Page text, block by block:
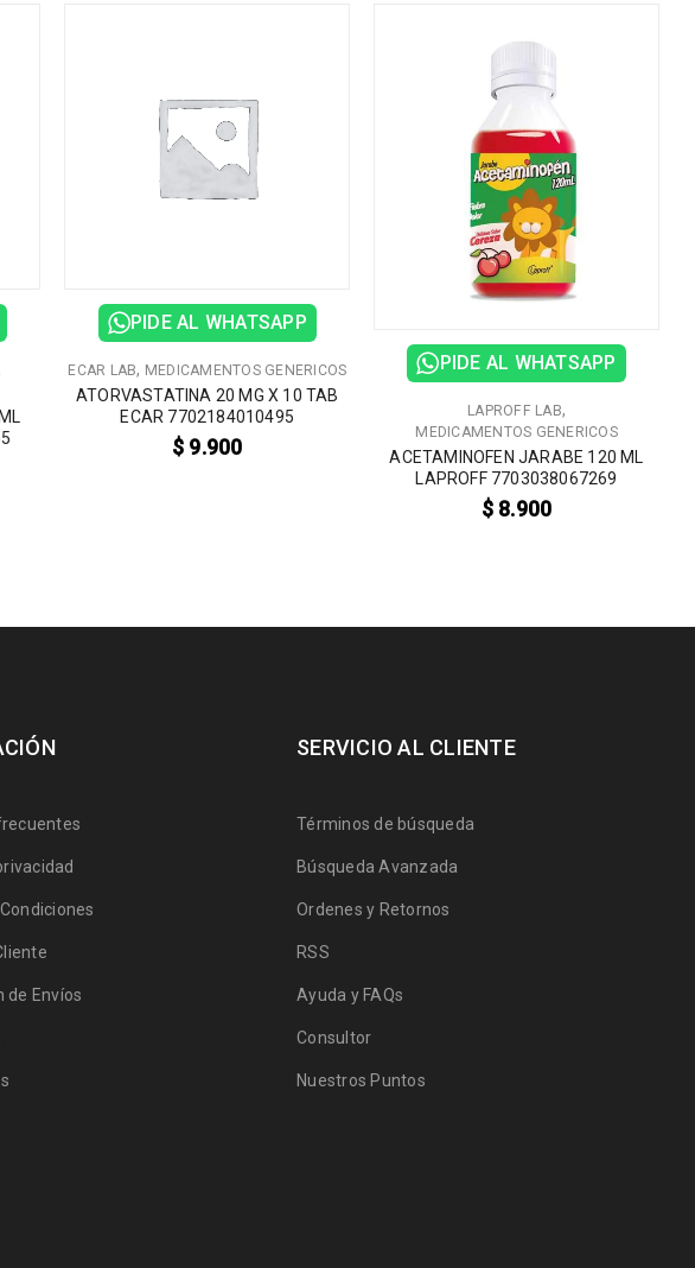
PIDE AL WHATSAPP
ECAR LAB, MEDICAMENTOS GENERICOS
ATORVASTATINA 20 MG X 10 TAB
ECAR 7702184010495
$ 9.900
PIDE AL WHATSAPP
LAPROFF LAB,
MEDICAMENTOS GENERICOS
ACETAMINOFEN JARABE 120 ML
LAPROFF 7703038067269
$8.900
de Envíos
SERVICIO AL CLIENTE
Términos de búsqueda
Búsqueda Avanzada
Ordenes y Retornos
RSS
Ayuda y FAQs
Consultor
Nuestros Puntos